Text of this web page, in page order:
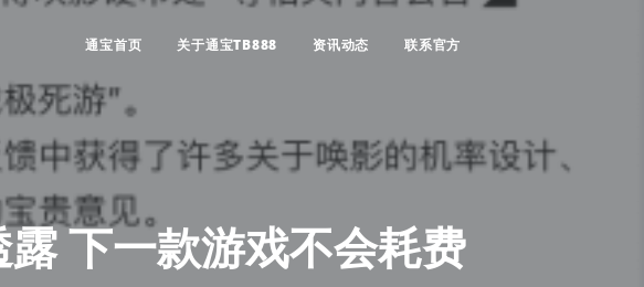
通宝首页 关于通宝TB888 资讯动态 联系官方
下一款游戏不会耗费